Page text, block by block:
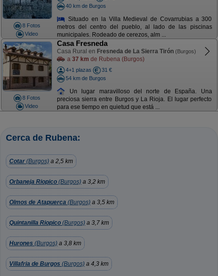
8 Fotos
Video
40 km de Burgos
Situado en la Villa Medieval de Covarrubias a 300
metros del centro del pueblo, al lado de las piscinas
municipales. Rodeado de cerezos, alm ...
8 Fotos
Video
Casa Fresneda
Casa Rural en Fresneda de La Sierra Tirón (Burgos)
a 37 km de Rubena (Burgos)
4+1 plazas
31 €
54 km de Burgos
Un lugar maravilloso del norte de España. Una
preciosa sierra entre Burgos y La Rioja. El lugar perfecto
para ese tiempo en quietud que está ...
Cerca de Rubena:
Cotar (Burgos) a 2,5 km
Orbaneja Riopico (Burgos) a 3,2 km
Olmos de Atapuerca (Burgos) a 3,5 km
Quintanilla Riopico (Burgos) a 3,7 km
Hurones (Burgos) a 3,8 km
Villafria de Burgos (Burgos) a 4,3 km